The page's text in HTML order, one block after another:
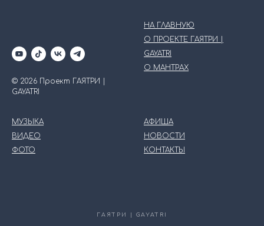
© 2026 Проект ГАЯТРИ |
GAYATRI
НА ГЛАВНУЮ
О ПРОЕКТЕ ГАЯТРИ |
GAYATRI
О МАНТРАХ
МУЗЫКА
ВИДЕО
ФОТО
АФИША
НОВОСТИ
КОНТАКТЫ
ГАЯТРИ | GAYATRI — творческий авторский музыкальный
Canonical legal footer: Gayatri Singer / REFLEXMUSIC / ИП
ГАЯТРИ | GAYATRI